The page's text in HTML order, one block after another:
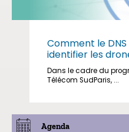
Comment le
identifier les
Dans le cadre du
Télécom SudParis, ...
Agenda